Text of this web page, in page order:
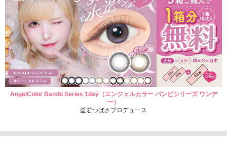
AngelColor Bambi Series 1day（エンジェルカラー バンビシリーズ ワンデ
ー）
益若つばさプロデュース